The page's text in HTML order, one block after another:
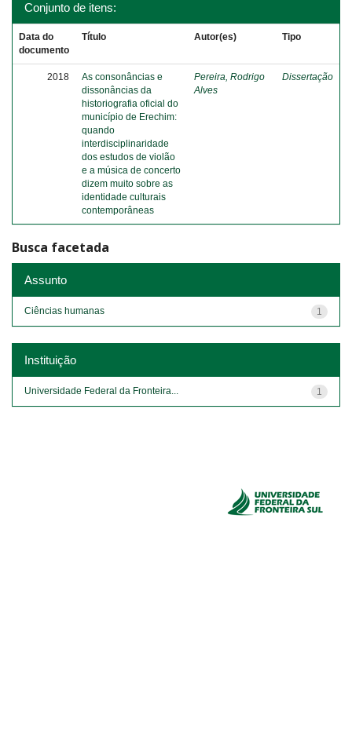
Conjunto de itens:
Data do
documento
Título Autor(es) Tipo
2018
As consonâncias e
dissonâncias da
historiografia oficial do
município de Erechim:
quando
interdisciplinaridade
dos estudos de violão
e a música de concerto
dizem muito sobre as
identidade culturais
contemporâneas
Pereira, Rodrigo
Alves
Dissertação
Busca facetada
Assunto
1
Ciências humanas
Instituição
1
Universidade Federal da Fronteira...